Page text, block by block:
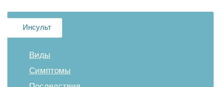
Инсульт
Виды
Симптомы